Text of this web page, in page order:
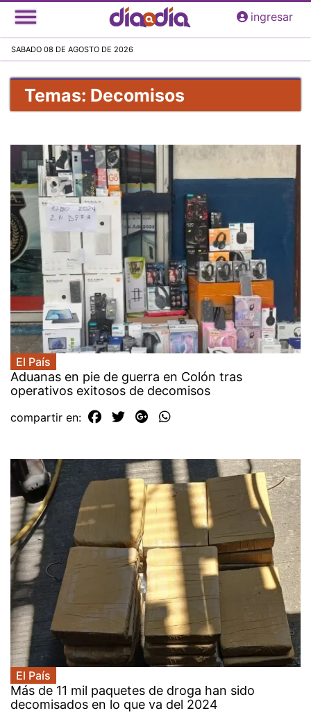
Pasar
al
principal
ingresar
SABADO 08 DE AGOSTO DE 2026
Temas: Decomisos
El País
Aduanas en pie de guerra en Colón tras
operativos exitosos de decomisos
compartir en:
El País
Más de 11 mil paquetes de droga han sido
decomisados en lo que va del 2024